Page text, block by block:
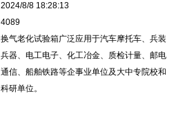
2024/8/8 18:28:13
4089
换气老化试验箱广泛应用于汽车摩托车、兵装
兵器、电工电子、化工冶金、质检计量、邮电
通信、船舶铁路等企事业单位及大中专院校和
科研单位。